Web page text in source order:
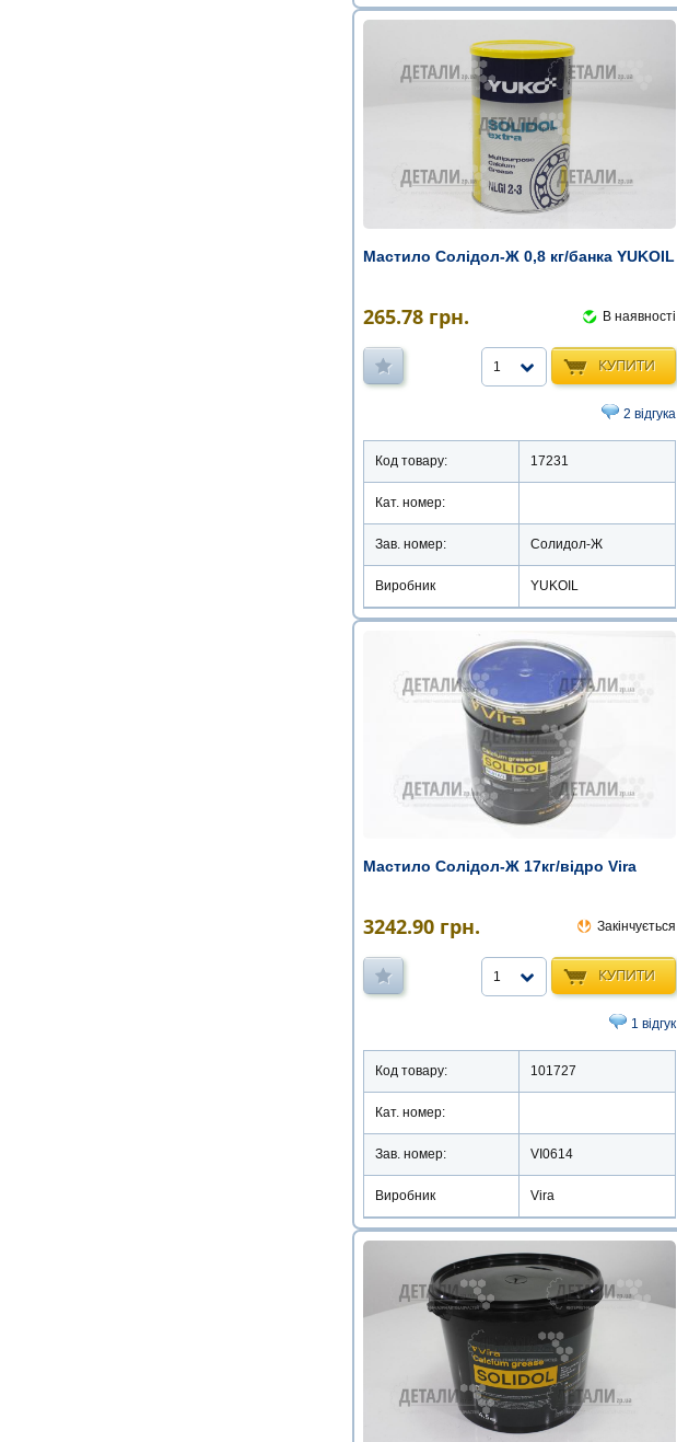
Мастило Солідол-Ж 0,8 кг/банка YUKOIL
265.78 грн. В наявності
КУПИТИ
1
2 відгука
Код товару: 17231
Кат. номер:
Зав. номер: Солидол-Ж
Виробник YUKOIL
Мастило Солідол-Ж 17кг/відро Vira
3242.90 грн. Закінчується
КУПИТИ
1
1 відгук
Код товару: 101727
Кат. номер:
Зав. номер: VI0614
Виробник Vira